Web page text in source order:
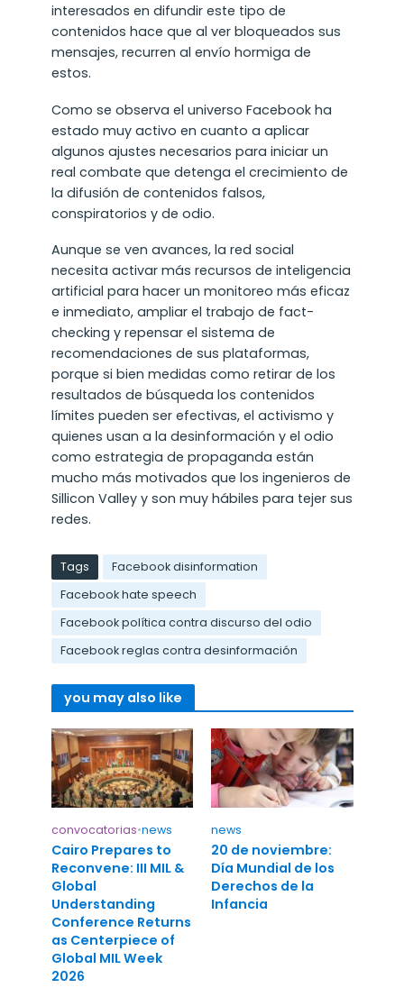
interesados en difundir este tipo de
contenidos hace que al ver bloqueados sus
mensajes, recurren al envío hormiga de
estos.
Como se observa el universo Facebook ha
estado muy activo en cuanto a aplicar
algunos ajustes necesarios para iniciar un
real combate que detenga el crecimiento de
la difusión de contenidos falsos,
conspiratorios y de odio.
Aunque se ven avances, la red social
necesita activar más recursos de inteligencia
artificial para hacer un monitoreo más eficaz
e inmediato, ampliar el trabajo de fact-
checking y repensar el sistema de
recomendaciones de sus plataformas,
porque si bien medidas como retirar de los
resultados de búsqueda los contenidos
límites pueden ser efectivas, el activismo y
quienes usan a la desinformación y el odio
como estrategia de propaganda están
mucho más motivados que los ingenieros de
Sillicon Valley y son muy hábiles para tejer sus
redes.
Tags
Facebook disinformation
Facebook hate speech
Facebook política contra discurso del odio
Facebook reglas contra desinformación
you may also like
convocatorias•news
Cairo Prepares to
Reconvene: III MIL &
Global
Understanding
Conference Returns
as Centerpiece of
Global MIL Week
2026
news
20 de noviembre:
Día Mundial de los
Derechos de la
Infancia